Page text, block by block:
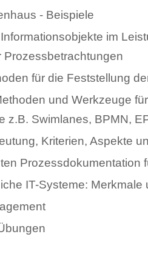
- Beispiele
im
Prozessbetrachtungen
für die Feststellung
und Werkzeuge
z.B. Swimlanes, BPMN,
Kriterien, Aspekte
Prozessdokumentation
IT-Systeme: Merkmale